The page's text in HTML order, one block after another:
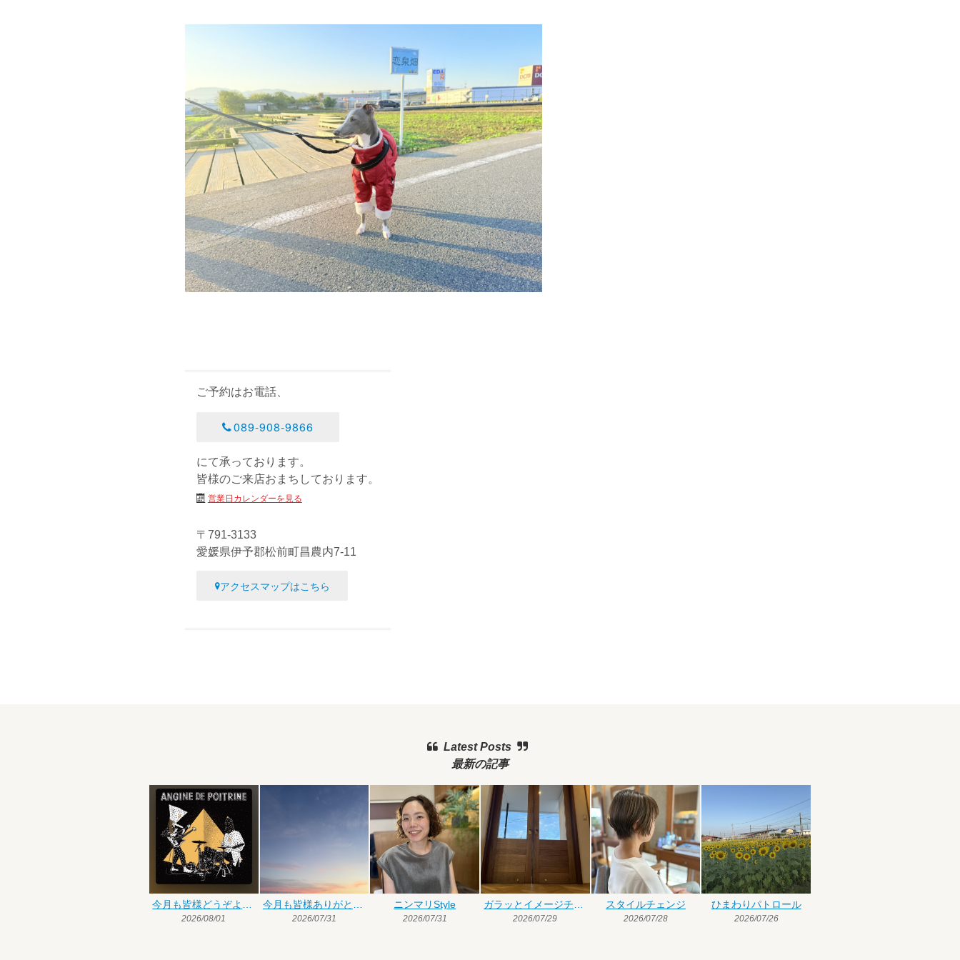
ご予約はお電話、
089-908-9866
にて承っております。
皆様のご来店おまちしております。
営業日カレンダーを見る
〒791-3133
愛媛県伊予郡松前町昌農内7-11
アクセスマップはこちら
Latest Posts
最新の記事
今月も皆様どうぞよろしくお願いいたします
2026/08/01
今月も皆様ありがとうございました
2026/07/31
ニンマリStyle
2026/07/31
ガラッとイメージチェンジ
2026/07/29
スタイルチェンジ
2026/07/28
ひまわりパトロール
2026/07/26